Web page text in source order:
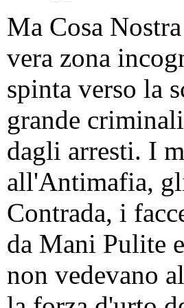
Ma Cosa
vera zona
spinta verso la
grande
dagli arresti. I
all'Antimafia,
Contrada, i
da Mani Pulite
non vedevano